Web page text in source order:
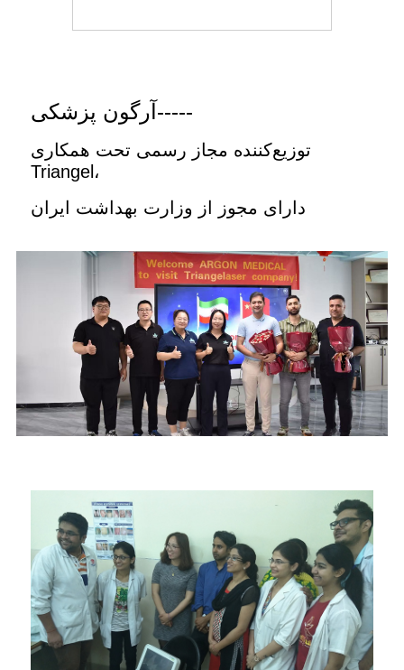
توزیع‌کننده مجاز رسمی تحت همکاری
Triangel،
دارای مجوز از وزارت بهداشت ایران